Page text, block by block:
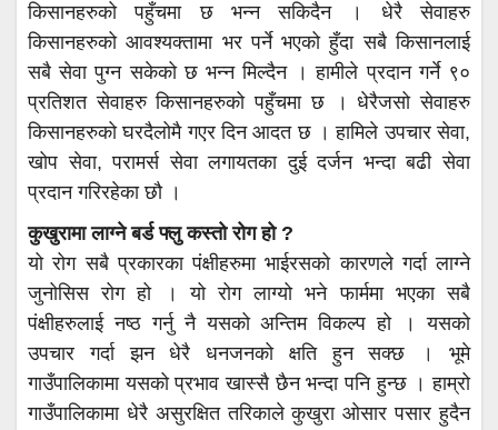
किसानहरुको पहुँचमा छ भन्न सकिदैन । धेरै सेवाहरु
किसानहरुको आवश्यक्तामा भर पर्ने भएको हुँदा सबै किसानलाई
सबै सेवा पुग्न सकेको छ भन्न मिल्दैन । हामीले प्रदान गर्ने ९०
प्रतिशत सेवाहरु किसानहरुको पहुँचमा छ । धेरैजसो सेवाहरु
किसानहरुको घरदैलोमै गएर दिन आदत छ । हामिले उपचार सेवा,
खोप सेवा, परामर्स सेवा लगायतका दुई दर्जन भन्दा बढी सेवा
प्रदान गरिरहेका छौ ।
कुखुरामा लाग्ने बर्ड फ्लु कस्तो रोग हो ?
यो रोग सबै प्रकारका पंक्षीहरुमा भाईरसको कारणले गर्दा लाग्ने
जुनोसिस रोग हो । यो रोग लाग्यो भने फार्ममा भएका सबै
पंक्षीहरुलाई नष्ठ गर्नु नै यसको अन्तिम विकल्प हो । यसको
उपचार गर्दा झन धेरै धनजनको क्षति हुन सक्छ । भूमे
गाउँपालिकामा यसको प्रभाव खास्सै छैन भन्दा पनि हुन्छ । हाम्रो
गाउँपालिकामा धेरै असुरक्षित तरिकाले कुखुरा ओसार पसार हुदैन